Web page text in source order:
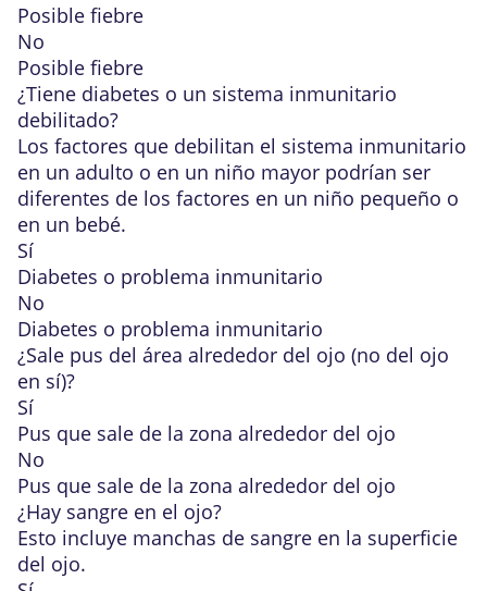
Posible fiebre
No
Posible fiebre
¿Tiene diabetes o un sistema inmunitario
debilitado?
Los factores que debilitan el sistema inmunitario
en un adulto o en un niño mayor podrían ser
diferentes de los factores en un niño pequeño o
en un bebé.
Sí
Diabetes o problema inmunitario
No
Diabetes o problema inmunitario
¿Sale pus del área alrededor del ojo (no del ojo
en sí)?
Sí
Pus que sale de la zona alrededor del ojo
No
Pus que sale de la zona alrededor del ojo
¿Hay sangre en el ojo?
Esto incluye manchas de sangre en la superficie
del ojo.